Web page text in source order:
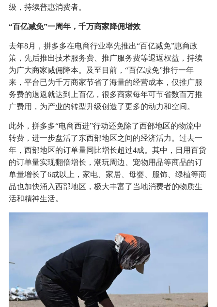
级，持续普惠消费者。
“百亿减免”一周年，千万商家降佣增效
去年8月，拼多多在电商行业率先推出“百亿减免”惠商政
策，先后推出技术服务费、推广服务费等退返权益，持续
为广大商家减佣降本。及至目前，“百亿减免”推行一年
来，平台已为千万商家节省了海量的经营成本，仅推广服
务费的退返就达到上百亿，很多商家每年可节省数百万推
广费用，为产业的转型升级创造了更多的动力和空间。
此外，拼多多“电商西进”行动还免除了西部地区的物流中
转费，进一步盘活了东西部地区之间的经济活力。过去一
年，西部地区的订单量同比增长超过4成。其中，日用百货
的订单量实现翻倍增长，潮玩周边、宠物用品等商品的订
单量增长了6成以上，家电、家居、母婴、服饰、绿植等商
品也加快涌入西部地区，极大丰富了当地消费者的物质生
活和精神生活。